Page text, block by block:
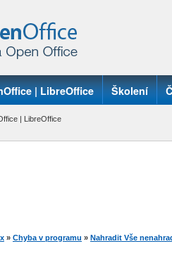
| LibreOffice Školení
| LibreOffice
» Chyba v programu » Nahradit Vše